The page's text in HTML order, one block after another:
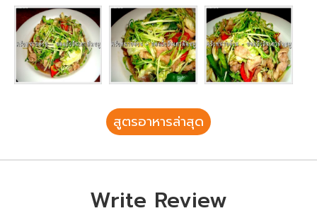
สูตรอาหารล่าสุด
Write Review